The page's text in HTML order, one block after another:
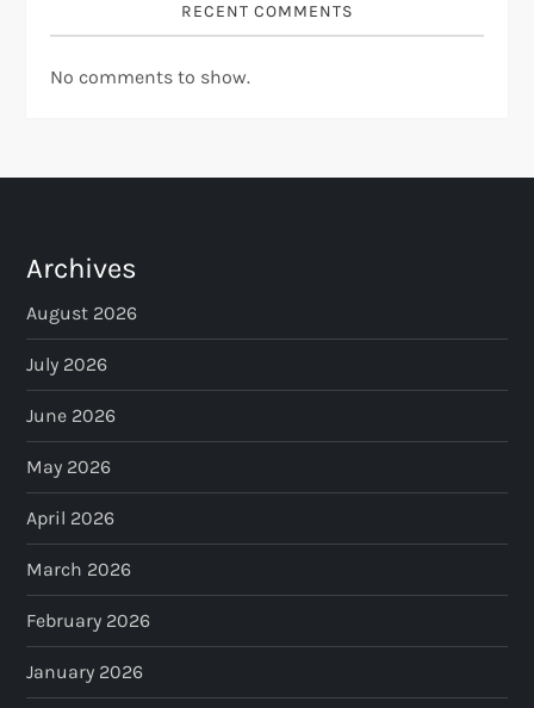
RECENT COMMENTS
No comments to show.
Archives
August 2026
July 2026
June 2026
May 2026
April 2026
March 2026
February 2026
January 2026